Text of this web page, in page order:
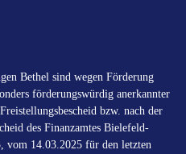
Bethel sind wegen Förderung
förderungswürdig anerkannter
bzw. nach der
des Finanzamtes Bielefeld-
vom 14.03.2025 für den letzten